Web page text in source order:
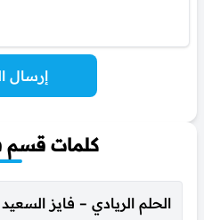
إرسال
كلمات قسم
الحلم الريادي – فايز السعيد